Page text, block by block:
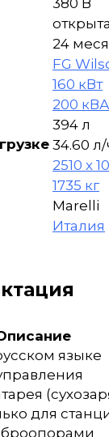
380 В
24
FG
160 кВт
200 кВА
394 л
34.60 л/
2510 х
1735 кг
Marelli
Италия
языке
для